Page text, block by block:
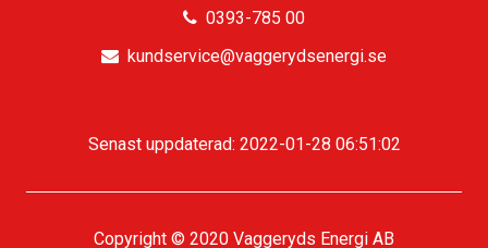
0393-785 00
kundservice@vaggerydsenergi.se
Senast uppdaterad: 2022-01-28 06:51:02
Copyright © 2020 Vaggeryds Energi AB